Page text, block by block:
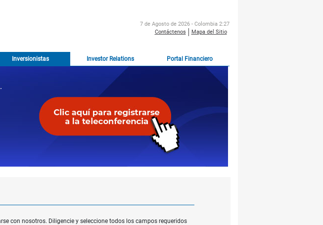
7 de Agosto de 2026 - Colombia 2:27
Contáctenos
Mapa del Sitio
Inversionistas Investor Relations Portal Financiero
con nosotros. Diligencie y seleccione todos los campos requeridos